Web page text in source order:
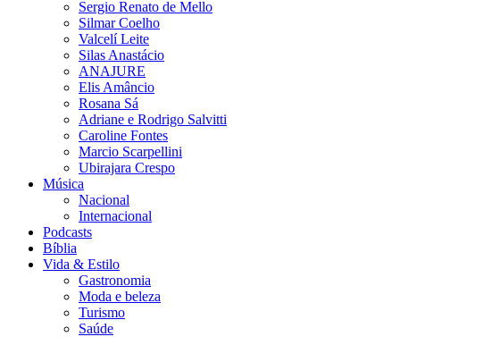
Sergio Renato de Mello
Silmar Coelho
Valcelí Leite
Silas Anastácio
ANAJURE
Elis Amâncio
Rosana Sá
Adriane e Rodrigo Salvitti
Caroline Fontes
Marcio Scarpellini
Ubirajara Crespo
Música
Nacional
Internacional
Podcasts
Bíblia
Vida & Estilo
Gastronomia
Moda e beleza
Turismo
Saúde